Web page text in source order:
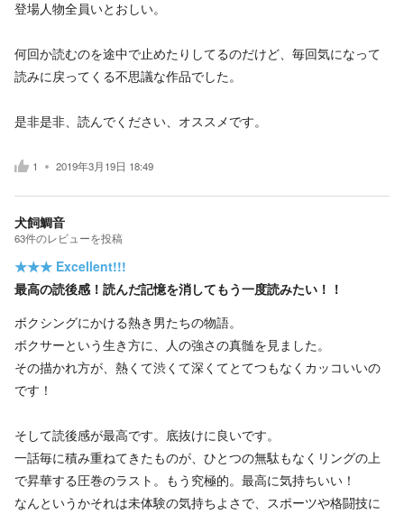
登場人物全員いとおしい。
何回か読むのを途中で止めたりしてるのだけど、毎回気になって
読みに戻ってくる不思議な作品でした。
是非是非、読んでください、オススメです。
1 2019年3月19日 18:49
犬飼鯛音
63件のレビューを投稿
★★★ Excellent!!!
最高の読後感！読んだ記憶を消してもう一度読みたい！！
ボクシングにかける熱き男たちの物語。
ボクサーという生き方に、人の強さの真髄を見ました。
その描かれ方が、熱くて渋くて深くてとてつもなくカッコいいの
です！
そして読後感が最高です。底抜けに良いです。
一話毎に積み重ねてきたものが、ひとつの無駄もなくリングの上
で昇華する圧巻のラスト。もう究極的。最高に気持ちいい！
なんというかそれは未体験の気持ちよさで、スポーツや格闘技に